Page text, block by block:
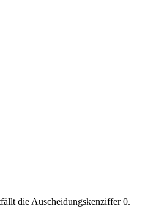
die Auscheidungskenziffer 0.